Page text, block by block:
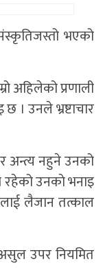
भएको
अहिलेको प्रणाली
। उनले भ्रष्टाचार
अन्त्य नहुने उनको
रहेको उनकाे भनाइ
लैजान तत्काल
उपर नियमित